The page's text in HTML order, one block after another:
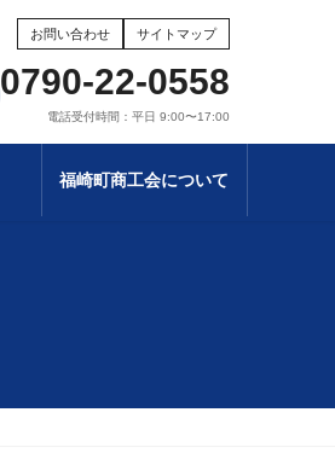
お問い合わせ サイトマップ
0790-22-0558
電話受付時間：平日 9:00〜17:00
福崎町商工会について